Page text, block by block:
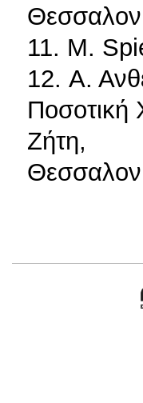
11. M.
12. Α.
Ποσοτική
Ζήτη,